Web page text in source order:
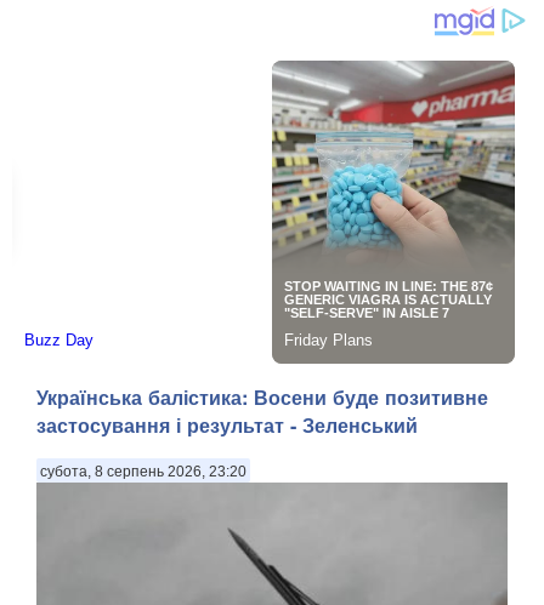
Українська балістика: Восени буде позитивне
застосування і результат - Зеленський
субота, 8 серпень 2026, 23:20